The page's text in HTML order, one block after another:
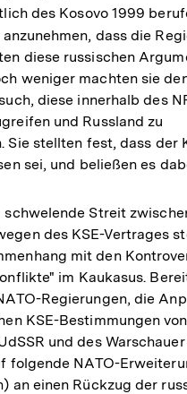
des Kosovo 1999
dass die
diese russischen
weniger machten sie
diese innerhalb des
und Russland zu
Sie stellten fest, dass der
sei, und beließen es
schwelende Streit
des KSE-Vertrages
mit den
im Kaukasus.
Regierungen, die
KSE-Bestimmungen
und des
folgende NATO-
an einen Rückzug der